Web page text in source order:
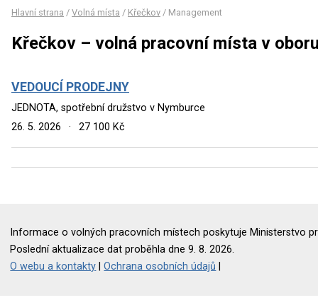
Hlavní strana / Volná místa / Křečkov / Management
Křečkov – volná pracovní místa v
VEDOUCÍ PRODEJNY
JEDNOTA, spotřební družstvo v Nymburce
26. 5. 2026
· 27 100 Kč
Informace o volných pracovních místech poskytuje Ministerstvo
Poslední aktualizace dat proběhla dne 9. 8. 2026.
O webu a kontakty |Ochrana osobních údajů